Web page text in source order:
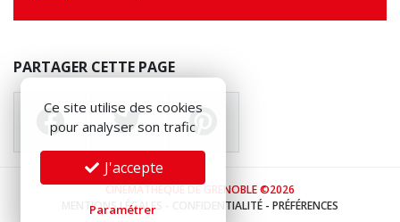
PARTAGER CETTE PAGE
CINÉMATHÈQUE DE GRENOBLE ©2026
MENTIONS LÉGALES
CONFIDENTIALITÉ - PRÉFÉRENCES
Ce site utilise des cookies
pour analyser son trafic
J'accepte
Paramétrer